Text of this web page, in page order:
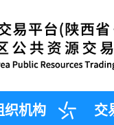
织机构 交